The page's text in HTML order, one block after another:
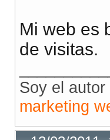
Mi web es
de visitas.
Soy el autor
marketing